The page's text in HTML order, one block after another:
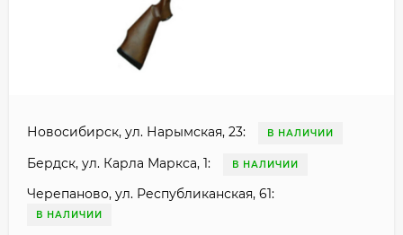
Новосибирск, ул. Нарымская, 23: В НАЛИЧИИ
Бердск, ул. Карла Маркса, 1: В НАЛИЧИИ
Черепаново, ул. Республиканская, 61:
В НАЛИЧИИ